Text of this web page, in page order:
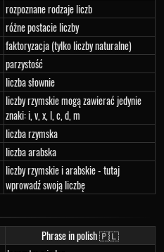
rozpoznane rodzaje liczb
różne postacie liczby
faktoryzacja (tylko liczby naturalne)
parzystość
liczba słownie
liczby rzymskie mogą zawierać jedynie
znaki: i, v, x, l, c, d, m
liczba rzymska
liczba arabska
liczby rzymskie i arabskie - tutaj
wprowadź swoją liczbę
Phrase in polish 🇵🇱